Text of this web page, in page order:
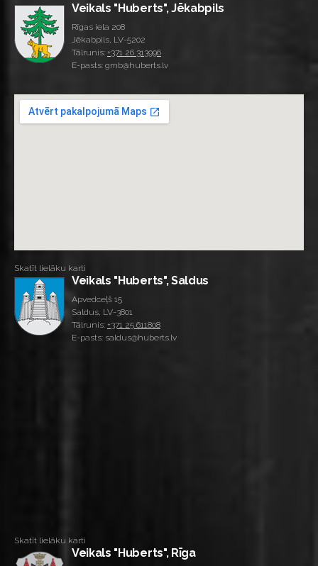
Veikals "Huberts", Jēkabpils
Rīgas iela 208
Jēkabpils, LV-5202
Tālrunis: +371 26 313996
E-pasts: gmb@huberts.lv
Skatīt lielāku karti
Veikals "Huberts", Saldus
Apvedceļš 15
Saldus, LV-3801
Tālrunis: +371 25 611808
E-pasts: saldus@huberts.lv
Skatīt lielāku karti
Veikals "Huberts", Rīga